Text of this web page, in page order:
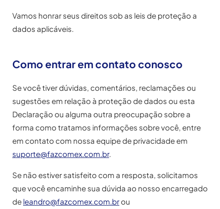
Vamos honrar seus direitos sob as leis de proteção a
dados aplicáveis.
Como entrar em contato conosco
Se você tiver dúvidas, comentários, reclamações ou
sugestões em relação à proteção de dados ou esta
Declaração ou alguma outra preocupação sobre a
forma como tratamos informações sobre você, entre
em contato com nossa equipe de privacidade em
suporte@fazcomex.com.br.
Se não estiver satisfeito com a resposta, solicitamos
que você encaminhe sua dúvida ao nosso encarregado
de leandro@fazcomex.com.brou